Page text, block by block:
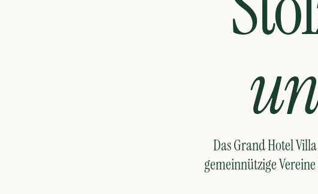
Das Grand Hotel
gemeinnützige